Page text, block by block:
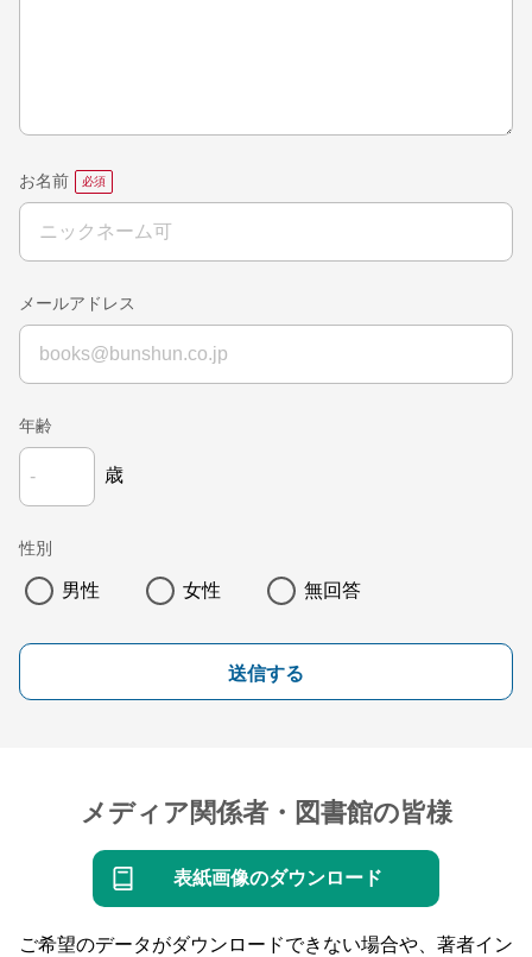
お名前
メールアドレス
年齢
歳
性別
男性 女性 無回答
送信する
メディア関係者・図書館の皆様
表紙画像のダウンロード
ご希望のデータがダウンロードできない場合や、著者イン